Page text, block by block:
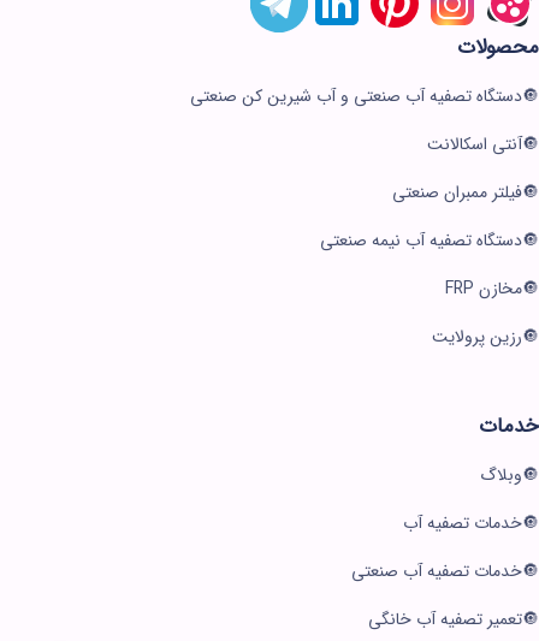
محصولات
دستگاه تصفیه آب صنعتی و آب شیرین کن صنعتی
آنتی اسکالانت
فیلتر ممبران صنعتی
دستگاه تصفیه آب نیمه صنعتی
مخازن FRP
رزین پرولایت
خدمات
وبلاگ
خدمات تصفیه آب
خدمات تصفیه آب صنعتی
تعمیر تصفیه آب خانگی